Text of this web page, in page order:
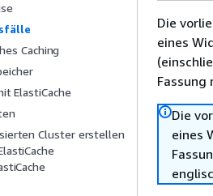
Caching
ElastiCache
Cluster erstellen
Die
eines
Fassung
Die
eines